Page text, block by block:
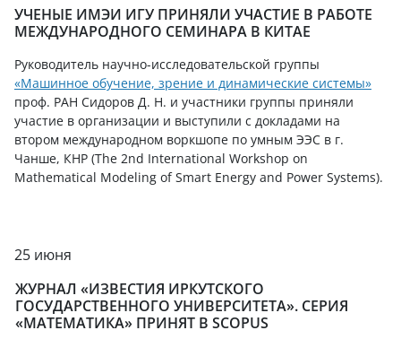
УЧЕНЫЕ ИМЭИ ИГУ ПРИНЯЛИ УЧАСТИЕ В РАБОТЕ
МЕЖДУНАРОДНОГО СЕМИНАРА В КИТАЕ
Руководитель научно-исследовательской группы
«Машинное обучение, зрение и динамические системы»
проф. РАН Сидоров Д. Н. и участники группы приняли
участие в организации и выступили с докладами на
втором международном воркшопе по умным ЭЭС в г.
Чанше, КНР (The 2nd International Workshop on
Mathematical Modeling of Smart Energy and Power Systems).
25 июня
ЖУРНАЛ «ИЗВЕСТИЯ ИРКУТСКОГО
ГОСУДАРСТВЕННОГО УНИВЕРСИТЕТА». СЕРИЯ
«МАТЕМАТИКА» ПРИНЯТ В SCOPUS